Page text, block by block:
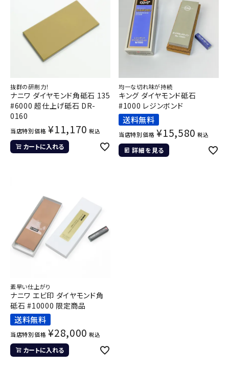
抜群の研削力！
ナニワ ダイヤモンド角砥石 135
#6000 超仕上げ砥石 DR-
0160
当店特別価格 ¥11,170 税込
カートに入れる
均一な切れ味が持続
キング ダイヤモンド砥石
#1000 レジンボンド
送料無料
当店特別価格 ¥15,580 税込
詳細を見る
素早い仕上がり
ナニワ エビ印 ダイヤモンド角
砥石 #10000 限定商品
送料無料
当店特別価格 ¥28,000 税込
カートに入れる